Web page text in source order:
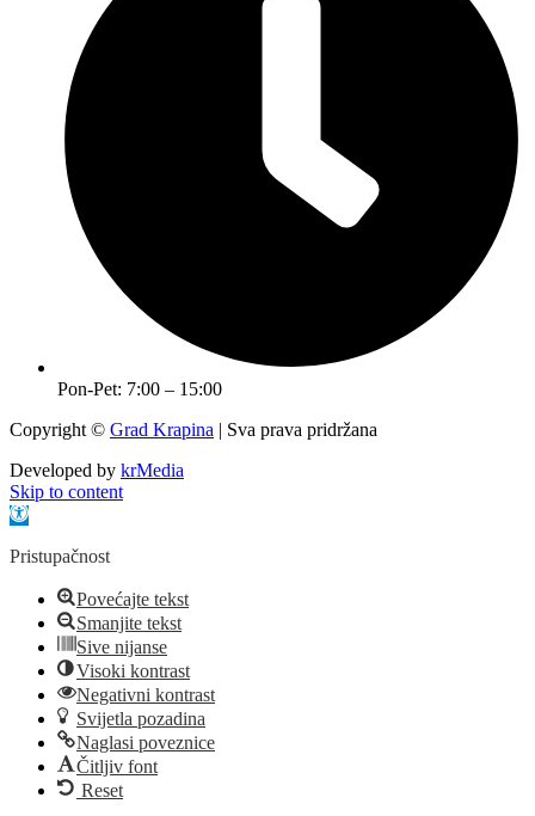
Pon-Pet: 7:00 – 15:00
Copyright © Grad Krapina | Sva prava pridržana
Developed by krMedia
Skip to content
Open toolbar
Pristupačnost
Povećajte tekst
Smanjite tekst
Sive nijanse
Visoki kontrast
Negativni kontrast
Svijetla pozadina
Naglasi poveznice
Čitljiv font
Reset